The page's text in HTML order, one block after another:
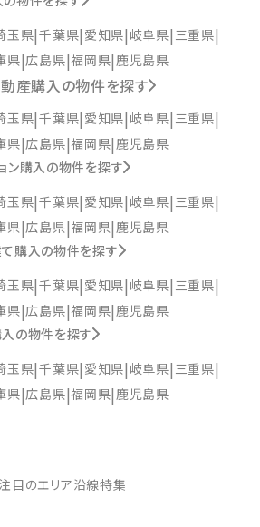
玉県 千葉県 愛知県 岐阜県 三重県
県 広島県 福岡県 鹿児島県
産購入の物件を探す
玉県 千葉県 愛知県 岐阜県 三重県
県 広島県 福岡県 鹿児島県
ン購入の物件を探す
玉県 千葉県 愛知県 岐阜県 三重県
県 広島県 福岡県 鹿児島県
購入の物件を探す
玉県 千葉県 愛知県 岐阜県 三重県
県 広島県 福岡県 鹿児島県
の物件を探す
玉県 千葉県 愛知県 岐阜県 三重県
県 広島県 福岡県 鹿児島県
目のエリア沿線特集